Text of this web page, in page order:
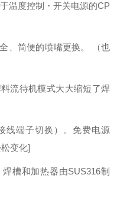
温度控制・开关电源的CP
、简便的喷嘴更换。 （也
流待机模式大大缩短了焊
线端子切换）。 免费电源
变化]
焊槽和加热器由SUS316制